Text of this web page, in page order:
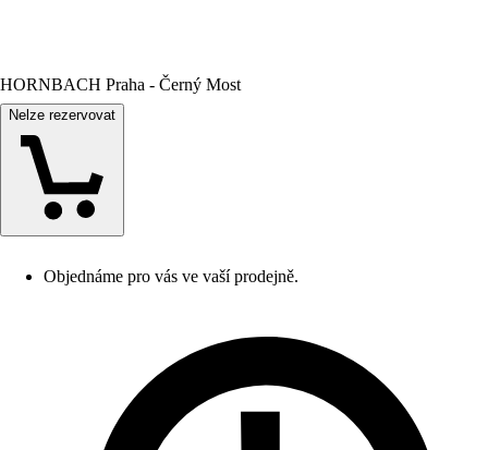
HORNBACH Praha - Černý Most
Nelze rezervovat
Objednáme pro vás ve vaší prodejně.